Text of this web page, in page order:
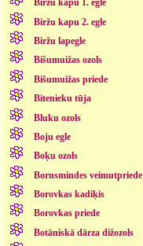
Biržu kapu 1. egle
Biržu kapu 2. egle
Biržu lapegle
Bišumuižas ozols
Bišumuižas priede
Bitenieku tūja
Bluku ozols
Boju egle
Boķu ozols
Bornsmindes veimutpriede
Borovkas kadiķis
Borovkas priede
Botāniskā dārza dižozols